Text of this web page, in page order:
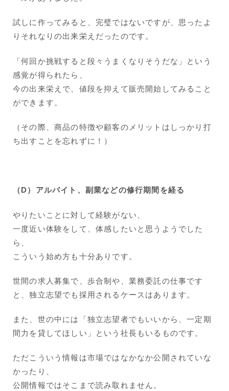
試しに作ってみると、完璧ではないですが、思ったよ
りそれなりの出来栄えだったのです。
「何回か挑戦すると段々うまくなりそうだな」という
感覚が得られたら、
今の出来栄えで、値段を抑えて販売開始してみること
ができます。
（その際、商品の特徴や顧客のメリットはしっかり打
ち出すことを忘れずに！）
（D）アルバイト、副業などの修行期間を経る
やりたいことに対して経験がない、
一度近い体験をして、体感したいと思うようでした
ら、
こういう始め方も十分ありです。
世間の求人募集で、歩合制や、業務委託の仕事です
と、独立志望でも採用されるケースはあります。
また、世の中には「独立志望者でもいいから、一定期
間力を貸してほしい」という社長もいるものです。
ただこういう情報は市場ではなかなか公開されていな
かったり、
公開情報ではそこまで読み取れません。